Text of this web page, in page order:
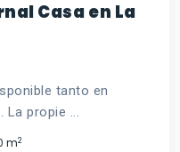
Casa en La
tanto en
La propie ...
m2